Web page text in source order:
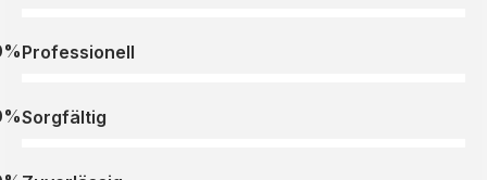
Professionell
Sorgfältig